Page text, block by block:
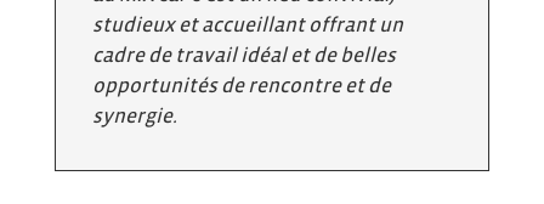
studieux et accueillant offrant un
cadre de travail idéal et de belles
opportunités de rencontre et de
synergie.